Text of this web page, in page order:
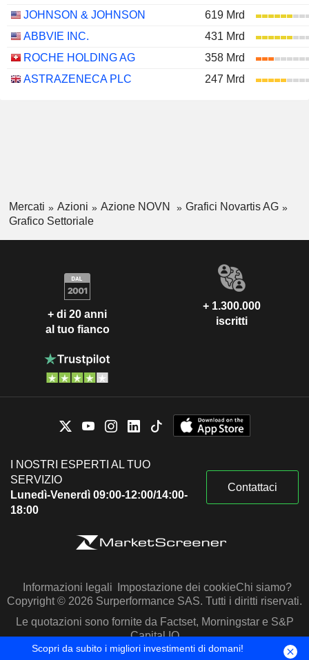
JOHNSON & JOHNSON
619 Mrd
ABBVIE INC.
431 Mrd
ROCHE HOLDING AG
358 Mrd
ASTRAZENECA PLC
247 Mrd
Mercati Azioni Azione NOVN
Grafici Novartis AG
Grafico Settoriale
+ di 20 anni
al tuo fianco
+ 1.300.000
iscritti
I NOSTRI ESPERTI AL TUO
SERVIZIO
Lunedì-Venerdì 09:00-12:00/14:00-
18:00
Contattaci
Informazioni legali Impostazione dei cookieChi siamo?
Copyright © 2026 Surperformance SAS. Tutti i diritti riservati.
Le quotazioni sono fornite da Factset, Morningstar e S&P
Capital IQ
Scopri da subito i migliori investimenti di domani!